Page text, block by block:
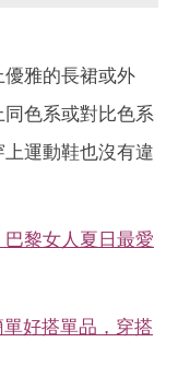
雅的長裙或外
色系或對比色系
運動鞋也沒有違
黎女人夏日最愛
好搭單品，穿搭